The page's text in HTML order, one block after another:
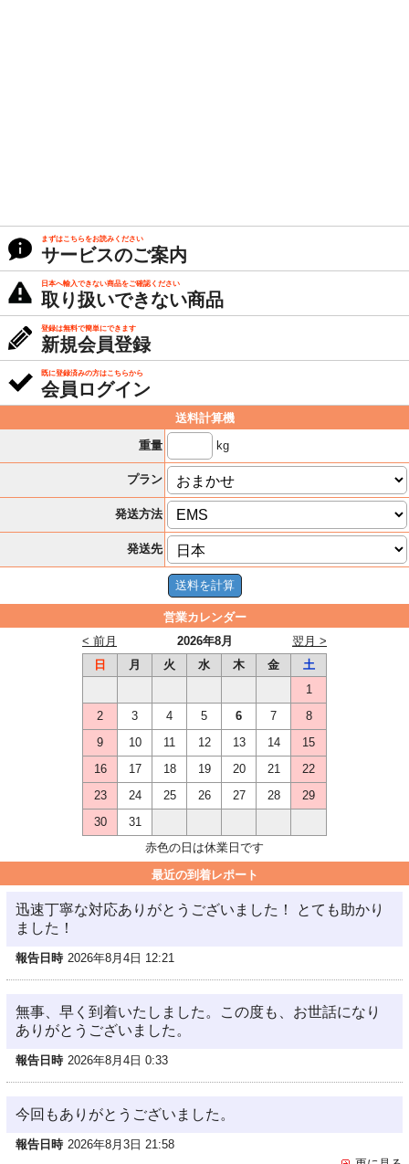
まずはこちらをお読みください
サービスのご案内
日本へ輸入できない商品をご確認ください
取り扱いできない商品
登録は無料で簡単にできます
新規会員登録
既に登録済みの方はこちらから
会員ログイン
送料計算機
重量
kg
プラン
発送方法
発送先
営業カレンダー
2026年8月
< 前月
翌月 >
日
月 火 水 木 金
土
1
2
3 4 5 6 7
8
9
10 11 12 13 14
15
16
17 18 19 20 21
22
23
24 25 26 27 28
29
30
31
赤色の日は休業日です
最近の到着レポート
迅速丁寧な対応ありがとうございました！ とても助かり
ました！
報告日時 2026年8月4日 12:21
無事、早く到着いたしました。この度も、お世話になり
ありがとうございました。
報告日時 2026年8月4日 0:33
今回もありがとうございました。
報告日時 2026年8月3日 21:58